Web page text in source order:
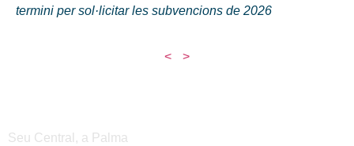
termini per sol·licitar les subvencions de 2026
< >
Seu Central, a Palma